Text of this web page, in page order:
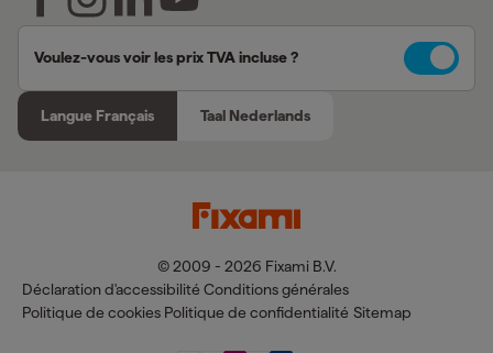
Voulez-vous voir les prix TVA incluse ?
Langue Français Taal Nederlands
© 2009 - 2026 Fixami B.V.
Déclaration d'accessibilité Conditions générales
Politique de cookies Politique de confidentialité Sitemap